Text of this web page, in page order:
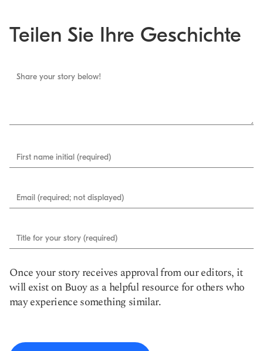
Teilen Sie Ihre Geschichte
Share your story below!
First name initial (required)
Email (required; not displayed)
Title for your story (required)
Once your story receives approval from our editors, it
will exist on Buoy as a helpful resource for others who
may experience something similar.